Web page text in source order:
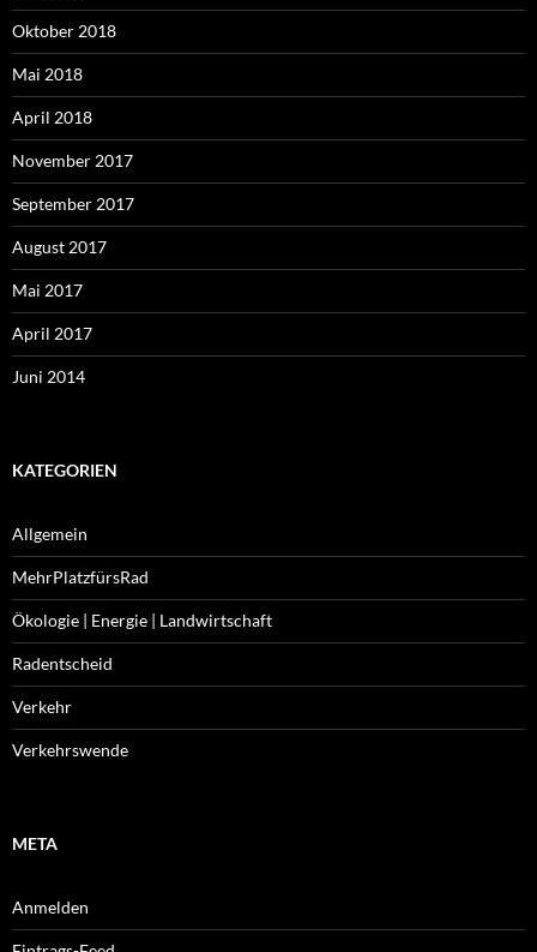
Oktober 2018
Mai 2018
April 2018
November 2017
September 2017
August 2017
Mai 2017
April 2017
Juni 2014
KATEGORIEN
Allgemein
MehrPlatzfürsRad
Ökologie | Energie | Landwirtschaft
Radentscheid
Verkehr
Verkehrswende
META
Anmelden